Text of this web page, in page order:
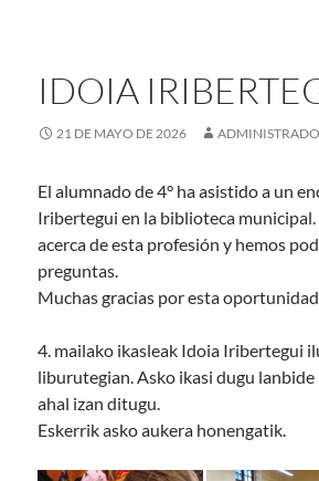
IDOIA
21 DE MAYO DE 2026
El alumnado de 4° ha asistido a un
Iribertegui en la biblioteca
acerca de esta profesión y hemos
preguntas.
Muchas gracias por esta
4. mailako ikasleak Idoia Iribertegui
liburutegian. Asko ikasi dugu
ahal izan ditugu.
Eskerrik asko aukera honengatik.